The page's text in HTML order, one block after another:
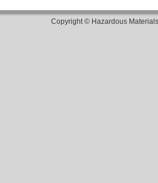
Copyright © Hazardous